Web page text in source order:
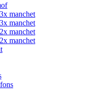
manchet
manchet
manchet
manchet